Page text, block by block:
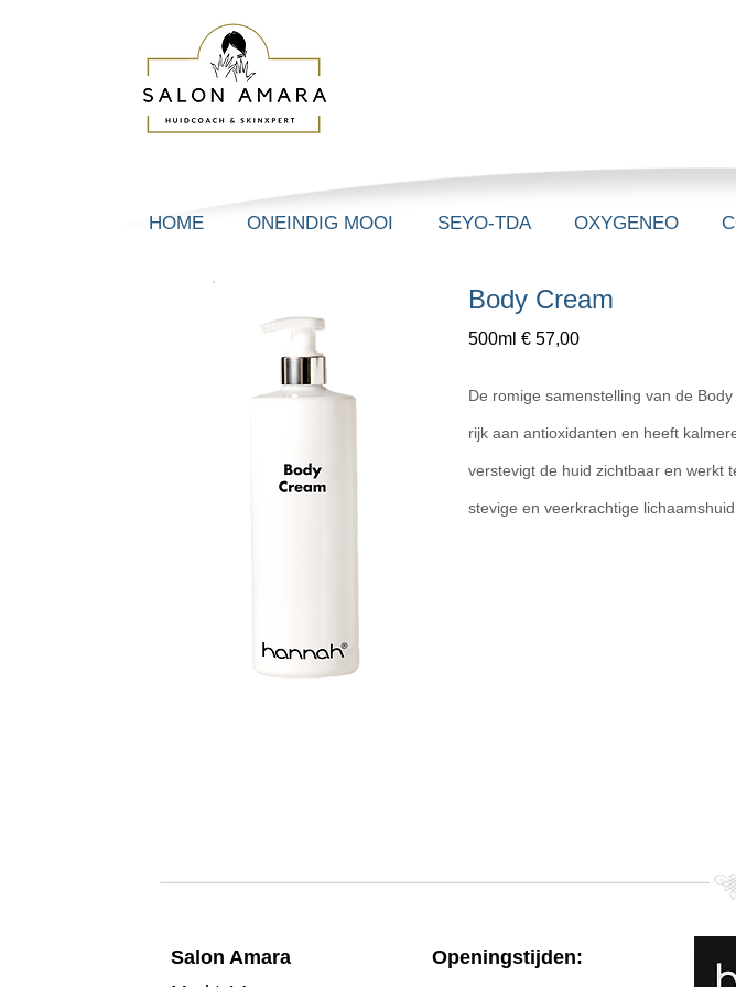
HOME ONEINDIG MOOI SEYO-TDA OXYGENEO
Body Cream
500ml € 57,00
De romige samenstelling van de
rijk aan antioxidanten en heeft
verstevigt de huid zichtbaar en werkt
stevige en veerkrachtige
Salon Amara
Openingstijden: